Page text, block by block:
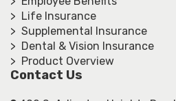
> Life Insurance
> Supplemental Insurance
> Dental & Vision Insurance
> Product Overview
Contact Us